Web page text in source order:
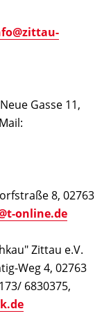
Gasse 11,
8, 02763
online.de
Zittau e.V.
Weg 4, 02763
6830375,